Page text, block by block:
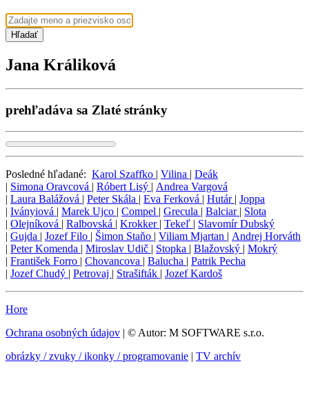
Hľadať
Jana Králiková
prehľadáva sa Zlaté stránky
Posledné hľadané: Karol Szaffko | Vilina | Deák
| Simona Oravcová | Róbert Lisý | Andrea Vargová
| Laura Balážová | Peter Skála | Eva Ferková | Hutár | Joppa
| Iványiová | Marek Ujco | Compel | Grecula | Balciar | Slota
| Olejníková | Ralbovská | Krokker | Tekeľ | Slavomír Dubský
| Gujda | Jozef Filo | Šimon Staňo | Viliam Mjartan | Andrej Horváth
| Peter Komenda | Miroslav Udič | Stopka | Blažovský | Mokrý
| František Forro | Chovancova | Balucha | Patrik Pecha
| Jozef Chudý | Petrovaj | Strašifták | Jozef Kardoš
Hore
Ochrana osobných údajov | © Autor: M SOFTWARE s.r.o.
obrázky / zvuky / ikonky / programovanie | TV archív